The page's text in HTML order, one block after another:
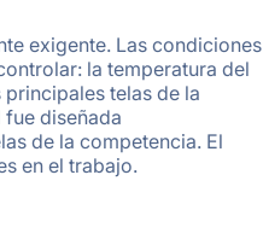
exigente. Las condiciones
la temperatura del
telas de la
diseñada
de la competencia. El
en el trabajo.